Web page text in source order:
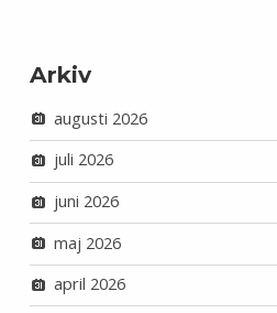
Arkiv
augusti 2026
juli 2026
juni 2026
maj 2026
april 2026